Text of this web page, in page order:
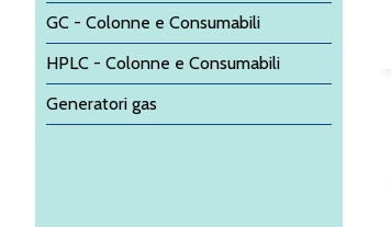
GC - Colonne e Consumabili
HPLC - Colonne e Consumabili
Generatori gas